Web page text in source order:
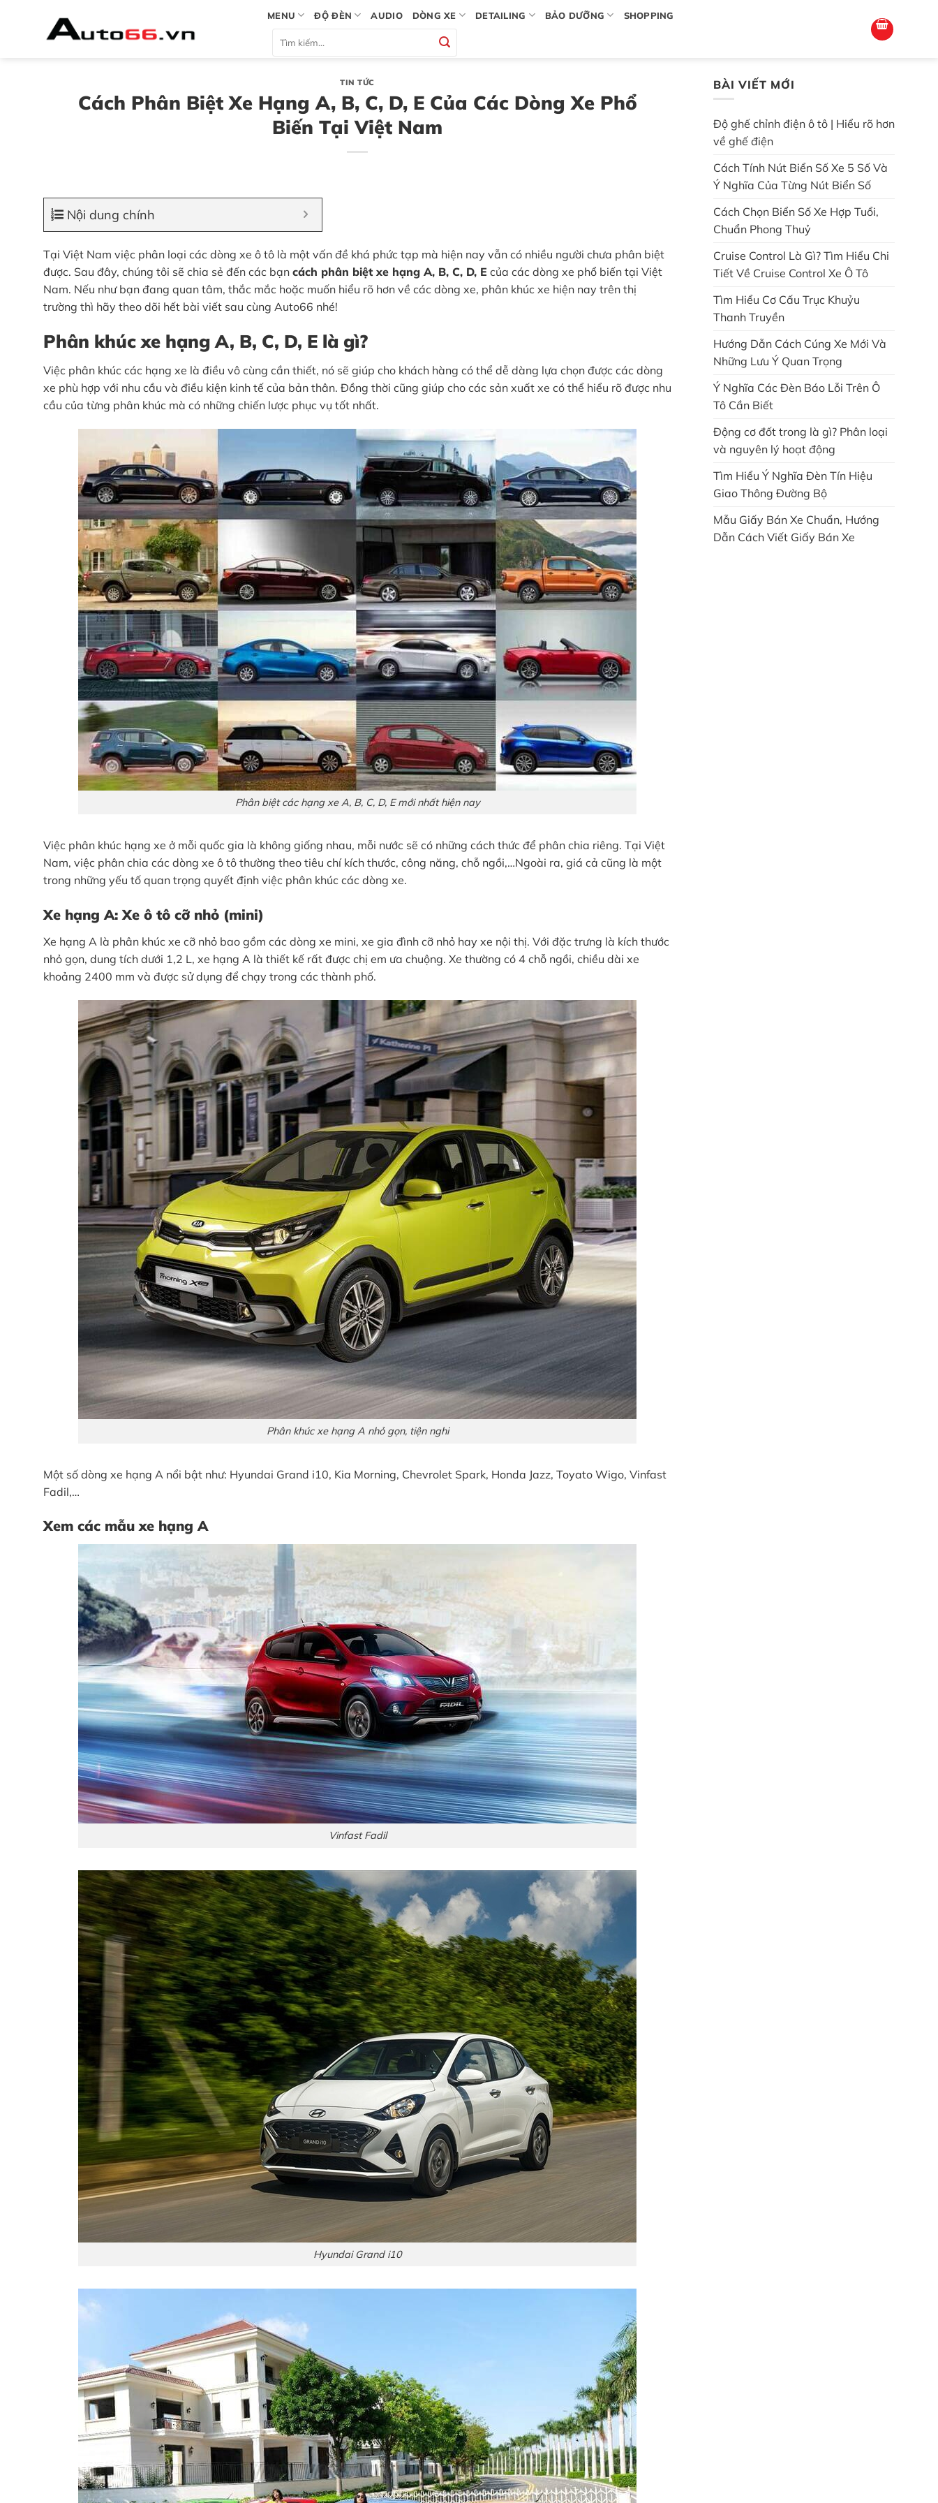
MENU ĐỘ ĐÈN AUDIO DÒNG XE DETAILING BẢO DƯỠNG SHOPPING
kiếm:
TIN TỨC
Cách Phân Biệt Xe Hạng A, B, C, D, E Của Các Dòng Xe Phổ
Biến Tại Việt Nam
Nội dung chính
Tại Việt Nam việc phân loại các dòng xe ô tô là một vấn đề khá phức tạp mà hiện nay vẫn có nhiều người chưa phân biệt
được. Sau đây, chúng tôi sẽ chia sẻ đến các bạn cách phân biệt xe hạng A, B, C, D, E của các dòng xe phổ biến tại Việt
Nam. Nếu như bạn đang quan tâm, thắc mắc hoặc muốn hiểu rõ hơn về các dòng xe, phân khúc xe hiện nay trên thị
trường thì hãy theo dõi hết bài viết sau cùng Auto66 nhé!
Phân khúc xe hạng A, B, C, D, E là gì?
Việc phân khúc các hạng xe là điều vô cùng cần thiết, nó sẽ giúp cho khách hàng có thể dễ dàng lựa chọn được các dòng
xe phù hợp với nhu cầu và điều kiện kinh tế của bản thân. Đồng thời cũng giúp cho các sản xuất xe có thể hiểu rõ được nhu
cầu của từng phân khúc mà có những chiến lược phục vụ tốt nhất.
Phân biệt các hạng xe A, B, C, D, E mới nhất hiện nay
Việc phân khúc hạng xe ở mỗi quốc gia là không giống nhau, mỗi nước sẽ có những cách thức để phân chia riêng. Tại Việt
Nam, việc phân chia các dòng xe ô tô thường theo tiêu chí kích thước, công năng, chỗ ngồi,…Ngoài ra, giá cả cũng là một
trong những yếu tố quan trọng quyết định việc phân khúc các dòng xe.
Xe hạng A: Xe ô tô cỡ nhỏ (mini)
Xe hạng A là phân khúc xe cỡ nhỏ bao gồm các dòng xe mini, xe gia đình cỡ nhỏ hay xe nội thị. Với đặc trưng là kích thước
nhỏ gọn, dung tích dưới 1,2 L, xe hạng A là thiết kế rất được chị em ưa chuộng. Xe thường có 4 chỗ ngồi, chiều dài xe
khoảng 2400 mm và được sử dụng để chạy trong các thành phố.
Phân khúc xe hạng A nhỏ gọn, tiện nghi
Một số dòng xe hạng A nổi bật như: Hyundai Grand i10, Kia Morning, Chevrolet Spark, Honda Jazz, Toyato Wigo, Vinfast
Fadil,…
Xem các mẫu xe hạng A
Vinfast Fadil
Hyundai Grand i10
BÀI VIẾT MỚI
Độ ghế chỉnh điện ô tô | Hiểu rõ hơn
về ghế điện
Cách Tính Nút Biển Số Xe 5 Số Và
Ý Nghĩa Của Từng Nút Biển Số
Cách Chọn Biển Số Xe Hợp Tuổi,
Chuẩn Phong Thuỷ
Cruise Control Là Gì? Tìm Hiểu Chi
Tiết Về Cruise Control Xe Ô Tô
Tìm Hiểu Cơ Cấu Trục Khuỷu
Thanh Truyền
Hướng Dẫn Cách Cúng Xe Mới Và
Những Lưu Ý Quan Trọng
Ý Nghĩa Các Đèn Báo Lỗi Trên Ô
Tô Cần Biết
Động cơ đốt trong là gì? Phân loại
và nguyên lý hoạt động
Tìm Hiểu Ý Nghĩa Đèn Tín Hiệu
Giao Thông Đường Bộ
Mẫu Giấy Bán Xe Chuẩn, Hướng
Dẫn Cách Viết Giấy Bán Xe